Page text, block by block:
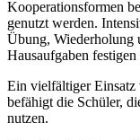
Kooperationsformen
genutzt werden.
Übung, Wiederholung
Hausaufgaben
Ein vielfältiger
befähigt die Schüler,
nutzen.